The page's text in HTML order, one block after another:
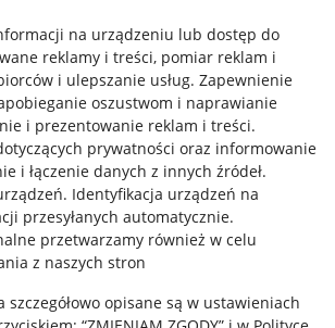
na urządzeniu lub dostęp do
reklamy i treści, pomiar reklam i
i ulepszanie usług. Zapewnienie
oszustwom i naprawianie
i prezentowanie reklam i treści.
prywatności oraz informowanie
i łączenie danych z innych źródeł.
. Identyfikacja urządzeń na
przesyłanych automatycznie.
przetwarzamy również w celu
z naszych stron
szczegółowo opisane są w ustawieniach
kupujących
"cookies"